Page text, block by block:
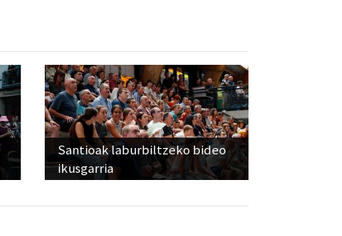
Santioak laburbiltzeko bideo
ikusgarria